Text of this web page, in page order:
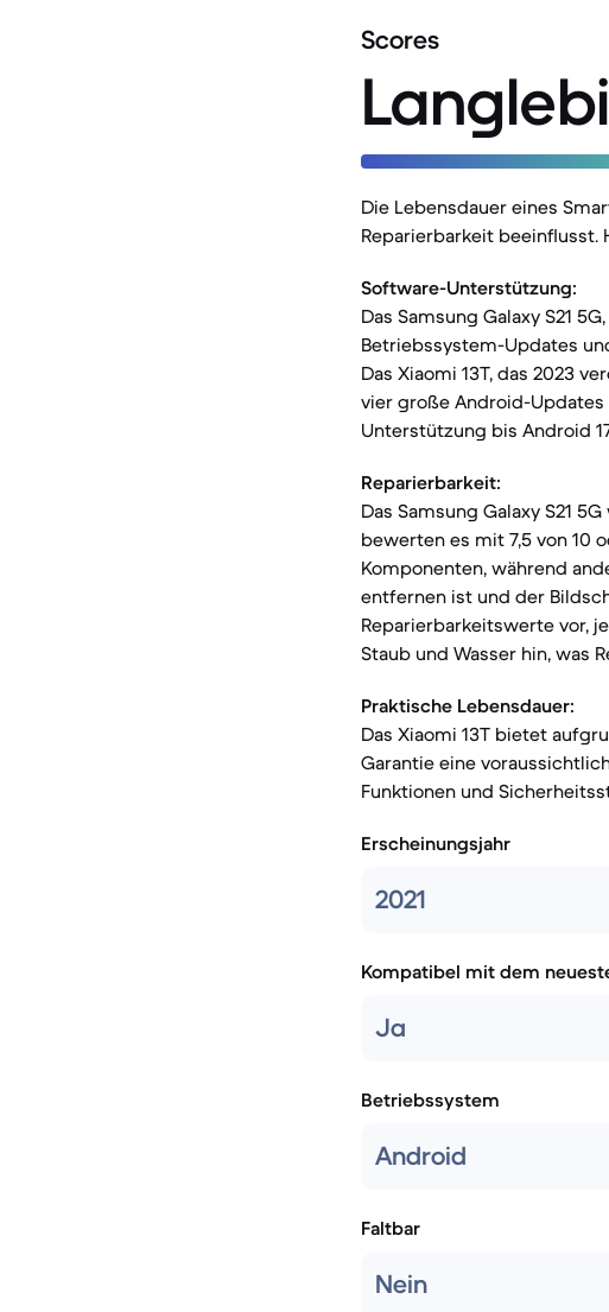
Scores
Die Lebensdauer eines
Reparierbarkeit
Software-Unterstützung:
Das Samsung Galaxy S21
Betriebssystem-Updates
Das Xiaomi 13T, das 2023
vier große Android-
Unterstützung bis Android
Reparierbarkeit:
Das Samsung Galaxy S21
bewerten es mit 7,5 von 10
Komponenten, während
entfernen ist und der
Reparierbarkeitswerte vor,
Staub und Wasser hin, was
Praktische Lebensdauer:
Das Xiaomi 13T bietet
Garantie eine
Funktionen und
Erscheinungsjahr
2021
Kompatibel mit dem
Ja
Betriebssystem
Android
Faltbar
Nein